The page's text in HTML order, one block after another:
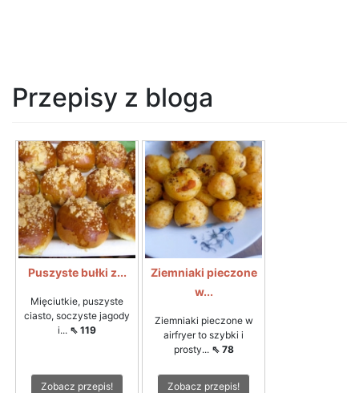
Przepisy z bloga
Puszyste bułki z...
Mięciutkie, puszyste
ciasto, soczyste jagody
i... ⇖ 119
Zobacz przepis!
Ziemniaki pieczone
w...
Ziemniaki pieczone w
airfryer to szybki i
prosty... ⇖ 78
Zobacz przepis!